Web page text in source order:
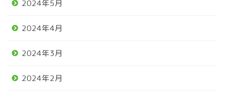
2024年5月
2024年4月
2024年3月
2024年2月